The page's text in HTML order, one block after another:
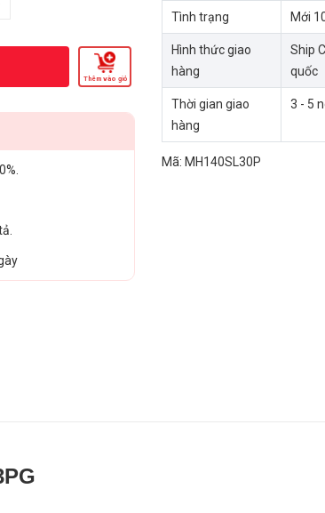
Thêm vào giỏ
Tình trạng Mới
Hình thức giao
hàng
Ship
quốc
Thời gian giao
hàng
3 - 5
Mã: MH140SL30P